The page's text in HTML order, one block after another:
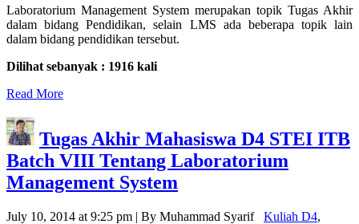
Laboratorium Management System merupakan topik Tugas Akhir
dalam bidang Pendidikan, selain LMS ada beberapa topik lain
dalam bidang pendidikan tersebut.
Dilihat sebanyak : 1916 kali
Read More
Tugas Akhir Mahasiswa D4 STEI ITB
Batch VIII Tentang Laboratorium
Management System
July 10, 2014 at 9:25 pm | By Muhammad Syarif Kuliah D4,